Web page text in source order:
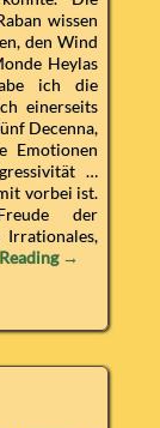
wissen
den Wind
Heylas
ich die
einerseits
Decenna,
Emotionen
…
vorbei ist.
der
Irrationales,
→